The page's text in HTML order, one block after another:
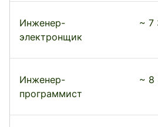
Инженер-
электронщик
~ 7
Инженер-
программист
~ 8